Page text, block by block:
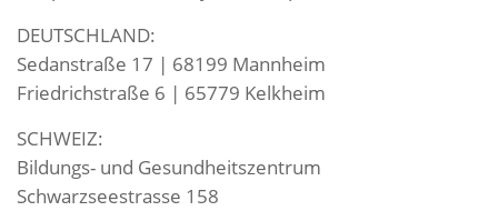
DEUTSCHLAND:
Sedanstraße 17 | 68199 Mannheim
Friedrichstraße 6 | 65779 Kelkheim
SCHWEIZ:
Bildungs- und Gesundheitszentrum
Schwarzseestrasse 158